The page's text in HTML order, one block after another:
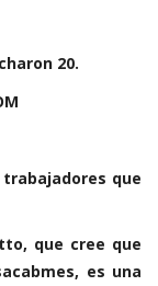
20.
que
que cree que
es una